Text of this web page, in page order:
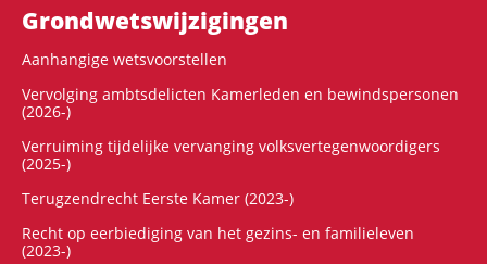
Grondwets­wijzigingen
Aanhangige wetsvoorstellen
Vervolging ambtsdelicten Kamerleden en bewindspersonen
(2026-)
Verruiming tijdelijke vervanging volksvertegenwoordigers
(2025-)
Terugzendrecht Eerste Kamer (2023-)
Recht op eerbiediging van het gezins- en familieleven
(2023-)